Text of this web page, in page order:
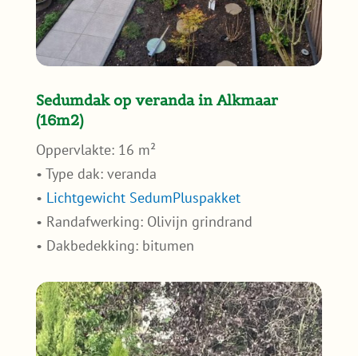
Sedumdak op veranda in Alkmaar
(16m2)
Oppervlakte: 16 m²
• Type dak: veranda
• Lichtgewicht SedumPluspakket
• Randafwerking: Olivijn grindrand
• Dakbedekking: bitumen